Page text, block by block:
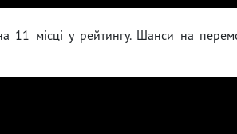
11 місці у рейтингу. Шанси на